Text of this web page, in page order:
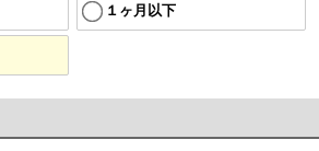
１ヶ月以下